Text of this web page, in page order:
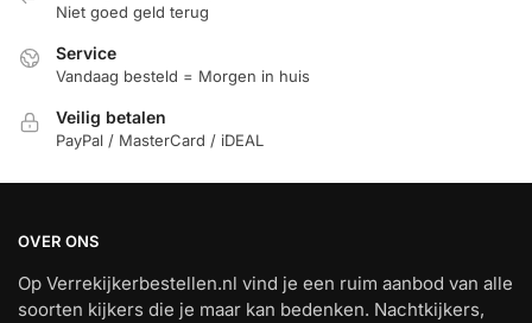
Niet goed geld terug
Service
Vandaag besteld = Morgen in huis
Veilig betalen
PayPal / MasterCard / iDEAL
OVER ONS
Op Verrekijkerbestellen.nl vind je een ruim aanbod van alle
soorten kijkers die je maar kan bedenken. Nachtkijkers,